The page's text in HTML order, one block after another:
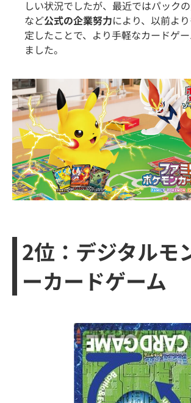
しい状況でしたが、最近ではパック
など公式の企業努力により、以前よ
定したことで、より手軽なカードゲ
ました。
2位：デジタルモ
ーカードゲーム